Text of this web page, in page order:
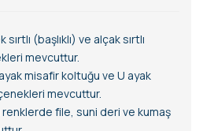
(başlıklı) ve alçak sırtlı
mevcuttur.
misafir koltuğu ve U ayak
mevcuttur.
file, suni deri ve kumaş